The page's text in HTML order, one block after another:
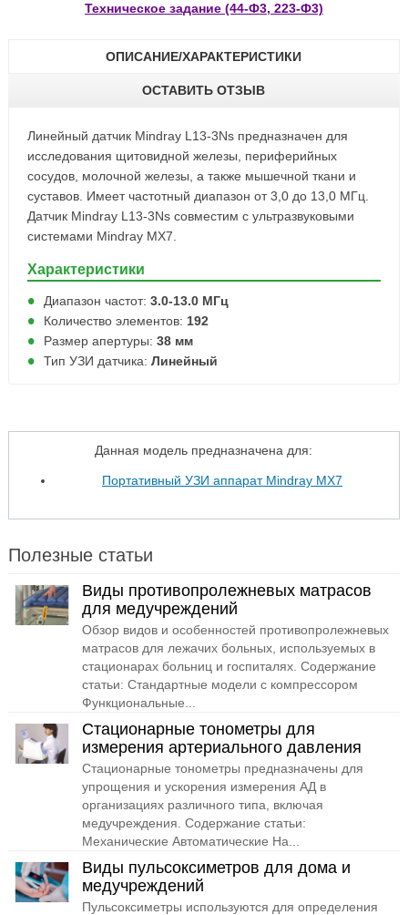
Техническое задание (44-Ф3, 223-Ф3)
ОПИСАНИЕ/ХАРАКТЕРИСТИКИ
ОСТАВИТЬ ОТЗЫВ
Линейный датчик Mindray L13-3Ns предназначен для
исследования щитовидной железы, периферийных
сосудов, молочной железы, а также мышечной ткани и
суставов. Имеет частотный диапазон от 3,0 до 13,0 МГц.
Датчик Mindray L13-3Ns совместим с ультразвуковыми
системами Mindray MX7.
Характеристики
Диапазон частот: 3.0-13.0 МГц
Количество элементов: 192
Размер апертуры: 38 мм
Тип УЗИ датчика: Линейный
Данная модель предназначена для:
Портативный УЗИ аппарат Mindray MX7
Полезные статьи
Виды противопролежневых матрасов
для медучреждений
Обзор видов и особенностей противопролежневых
матрасов для лежачих больных, используемых в
стационарах больниц и госпиталях. Содержание
статьи: Стандартные модели с компрессором
Функциональные...
Стационарные тонометры для
измерения артериального давления
Стационарные тонометры предназначены для
упрощения и ускорения измерения АД в
организациях различного типа, включая
медучреждения. Содержание статьи:
Механические Автоматические На...
Виды пульсоксиметров для дома и
медучреждений
Пульсоксиметры используются для определения